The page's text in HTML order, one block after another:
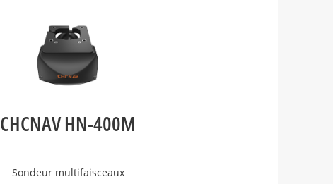
CHCNAV HN-400M
Sondeur multifaisceaux